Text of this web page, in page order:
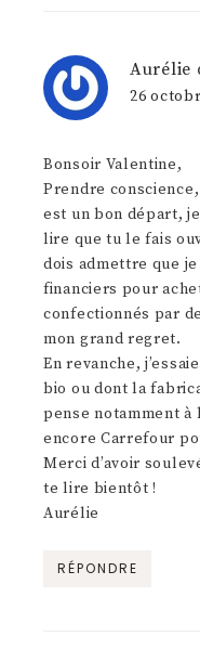
Aurélie
26
Bonsoir Valentine,
Prendre
est un bon départ,
lire que tu le fais
dois admettre que je
financiers pour
confectionnés par
mon grand regret.
En revanche,
bio ou dont la
pense notamment à
encore Carrefour
Merci d’avoir
te lire bientôt !
Aurélie
RÉPONDRE